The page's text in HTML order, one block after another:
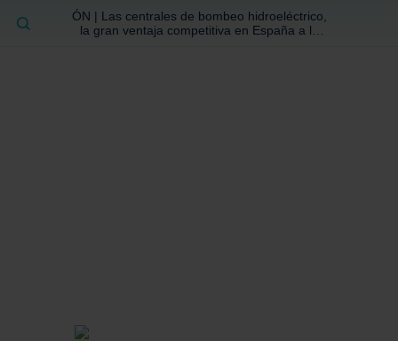
ÓN | Las centrales de bombeo hidroeléctrico,
la gran ventaja competitiva en España a la
BUSCAR